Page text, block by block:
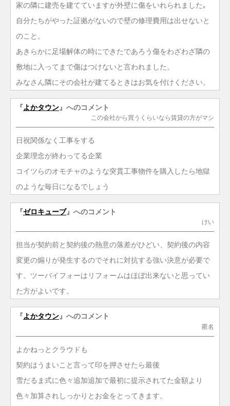
家の隣に建売を建てていますが外壁に傷をいれられました｡
自分たちがやった証拠がないので壁の修理費用は出せないと
のこと。
あきらかに足場解体の時にできたであろう傷をわざわざ隣の
敷地に入ってまで傷はつけないと言われました。
みなさん隣にその会社が建てるときはお気を付けください。
『よかタウン 』へのコメント
この会社から買うくらいなら賃貸の方がマシ
日祝関係なく工事をする
企業理念が終わってる企業
コイツらのオモチャのような突貫工事物件を購入したら地獄
のような毎日になるでしょう
『ゼロキューブ』へのコメント
けい
担当が契約前と契約後の熱意の落差がひどい、契約後の内容
変更の煽りが発生するのでそれに対抗する強い決意が必要で
す。ツーバイフォーはリフォームはほぼ出来ないと思ってい
た方がよいです。
『よかタウン』へのコメント
匿名
よかねっとクラウドも
契約はうまいこと言って印を押させたら最後
雪だるま式に色々追加追加で最初に提示されてた金額より
色々加算されしっかりとお金をとってきます。